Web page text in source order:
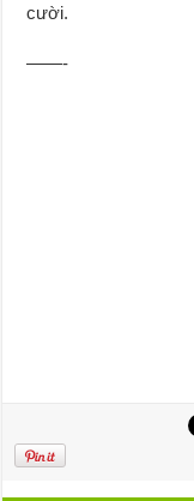
cười.
——-